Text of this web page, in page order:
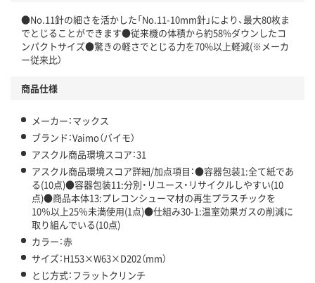
●No.11針の細さを活かした「No.11-10mm針」により、最大80枚ま
でとじることができます●従来機の体積から約58%ダウンしたコ
ンパクトサイズ●驚きの軽さでとじる力を70%以上軽減(※メーカ
ー従来比）
商品仕様
メーカー：マックス
ブランド：Vaimo（バイモ）
アスクル商品環境スコア：31
アスクル商品環境スコア詳細/加点項目：●容器包装1:全て紙であ
る(10点)●容器包装11:分別・リユース・リサイクルしやすい(10
点)●商品本体13:プレコンシューマ材の再生プラスチックを
10％以上25％未満使用(1点)●仕組み30-1:温室効果ガスの削減に
取り組んでいる(10点)
カラー：赤
サイズ：H153×W63×D202（mm）
とじ方式：フラットクリンチ